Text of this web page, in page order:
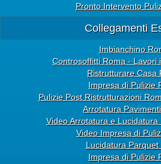
Pronto Intervento
Collegamenti
Imbianchino
Controsoffitti Roma - Lavori
Ristrutturare Casa
Impresa di Pulizie
Pulizie Post Ristrutturazioni
Arrotatura
Video Arrotatura e Lucidatura
Video Impresa di
Lucidatura Parquet
Impresa di Pulizie